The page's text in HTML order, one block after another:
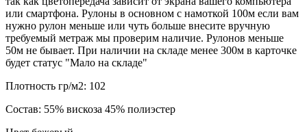
или смартфона. Рулоны в основном с намоткой 100м если вам
нужно рулон меньше или чуть больше внесите вручную
требуемый метраж мы проверим наличие. Рулонов меньше
50м не бывает. При наличии на складе менее 300м в карточке
будет статус "Мало на складе"
Плотность гр/м2: 102
Состав: 55% вискоза 45% полиэстер